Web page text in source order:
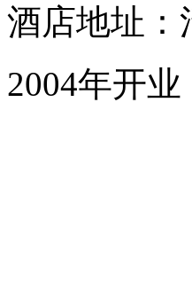
酒店地址：
2004年开